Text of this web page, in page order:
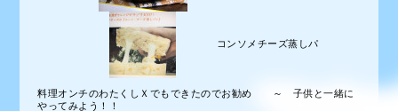
コンソメチーズ蒸しパ
料理オンチのわたくしＸでもできたのでお勧め ～ 子供と一緒に
やってみよう！！